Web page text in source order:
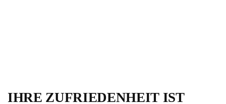
IHRE ZUFRIEDENHEIT IST